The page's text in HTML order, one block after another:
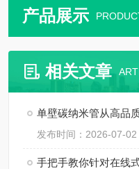
产品展示
相关文章
单壁碳纳米管从高品
发布时间：2026-07-02
手把手教你针对在线